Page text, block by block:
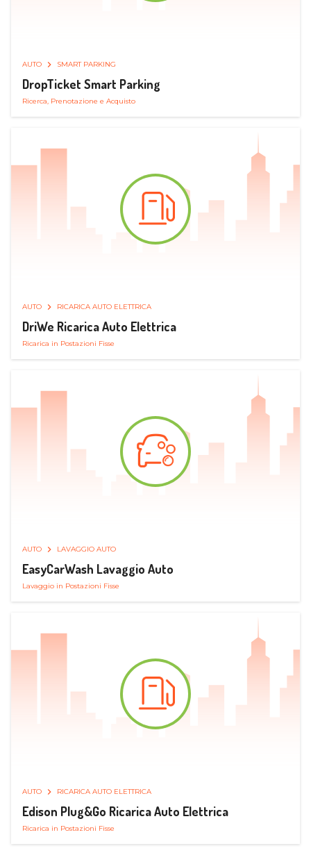
AUTO SMART PARKING
DropTicket Smart Parking
Ricerca, Prenotazione e Acquisto
AUTO RICARICA AUTO ELETTRICA
DriWe Ricarica Auto Elettrica
Ricarica in Postazioni Fisse
AUTO LAVAGGIO AUTO
EasyCarWash Lavaggio Auto
Lavaggio in Postazioni Fisse
AUTO RICARICA AUTO ELETTRICA
Edison Plug&Go Ricarica Auto Elettrica
Ricarica in Postazioni Fisse